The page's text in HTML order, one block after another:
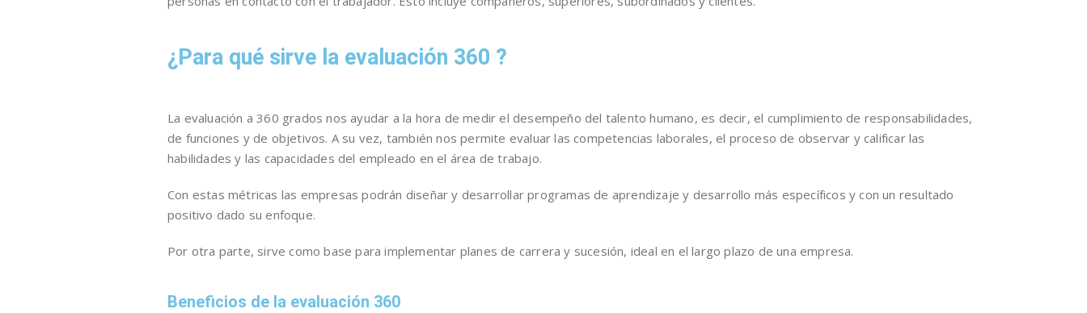
¿Para qué sirve la evaluación 360 ?
La evaluación a 360 grados nos ayudar a la hora de medir el desempeño del talento humano, es decir, el cumplimiento de responsabilidades,
de funciones y de objetivos. A su vez, también nos permite evaluar las competencias laborales, el proceso de observar y calificar las
habilidades y las capacidades del empleado en el área de trabajo.
Con estas métricas las empresas podrán diseñar y desarrollar programas de aprendizaje y desarrollo más específicos y con un resultado
positivo dado su enfoque.
Por otra parte, sirve como base para implementar planes de carrera y sucesión, ideal en el largo plazo de una empresa.
Beneficios de la evaluación 360